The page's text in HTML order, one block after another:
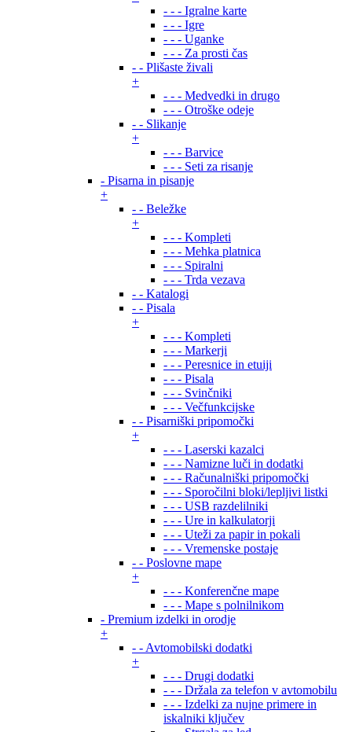
- - - Igralne karte
- - - Igre
- - - Uganke
- - - Za prosti čas
- - Plišaste živali
+
- - - Medvedki in drugo
- - - Otroške odeje
- - Slikanje
+
- - - Barvice
- - - Seti za risanje
- Pisarna in pisanje
+
- - Beležke
+
- - - Kompleti
- - - Mehka platnica
- - - Spiralni
- - - Trda vezava
- - Katalogi
- - Pisala
+
- - - Kompleti
- - - Markerji
- - - Peresnice in etuiji
- - - Pisala
- - - Svinčniki
- - - Večfunkcijske
- - Pisarniški pripomočki
+
- - - Laserski kazalci
- - - Namizne luči in dodatki
- - - Računalniški pripomočki
- - - Sporočilni bloki/lepljivi listki
- - - USB razdelilniki
- - - Ure in kalkulatorji
- - - Uteži za papir in pokali
- - - Vremenske postaje
- - Poslovne mape
+
- - - Konferenčne mape
- - - Mape s polnilnikom
- Premium izdelki in orodje
+
- - Avtomobilski dodatki
+
- - - Drugi dodatki
- - - Držala za telefon v avtomobilu
- - - Izdelki za nujne primere in
iskalniki ključev